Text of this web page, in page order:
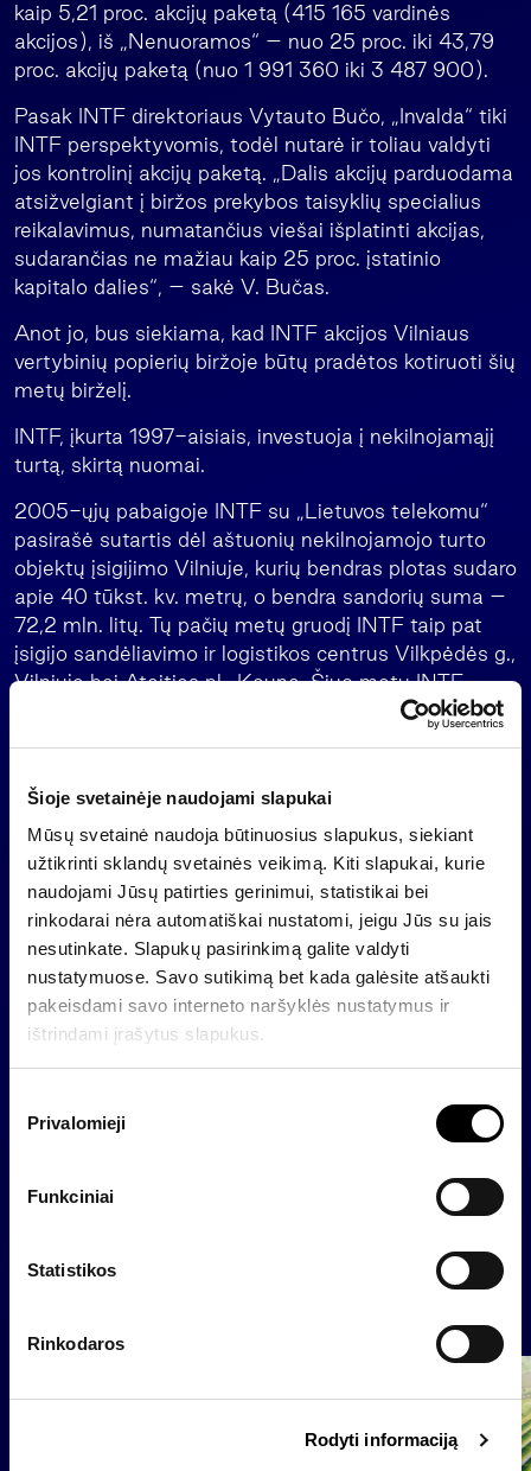
Šioje svetainėje naudojami slapukai
Mūsų svetainė naudoja būtinuosius slapukus, siekiant
užtikrinti sklandų svetainės veikimą. Kiti slapukai, kurie
naudojami Jūsų patirties gerinimui, statistikai bei
rinkodarai nėra automatiškai nustatomi, jeigu Jūs su jais
nesutinkate. Slapukų pasirinkimą galite valdyti
nustatymuose. Savo sutikimą bet kada galėsite atšaukti
pakeisdami savo interneto naršyklės nustatymus ir
ištrindami įrašytus slapukus.
Privalomieji
Funkciniai
Statistikos
Rinkodaros
Rodyti informaciją
kaip 5,21 proc. akcijų paketą (415 165 vardinės
akcijos), iš „Nenuoramos“ – nuo 25 proc. iki 43,79
proc. akcijų paketą (nuo 1 991 360 iki 3 487 900).
Pasak INTF direktoriaus Vytauto Bučo, „Invalda“ tiki
INTF perspektyvomis, todėl nutarė ir toliau valdyti
jos kontrolinį akcijų paketą. „Dalis akcijų parduodama
atsižvelgiant į biržos prekybos taisyklių specialius
reikalavimus, numatančius viešai išplatinti akcijas,
sudarančias ne mažiau kaip 25 proc. įstatinio
kapitalo dalies“, – sakė V. Bučas.
Anot jo, bus siekiama, kad INTF akcijos Vilniaus
vertybinių popierių biržoje būtų pradėtos kotiruoti šių
metų birželį.
INTF, įkurta 1997-aisiais, investuoja į nekilnojamąjį
turtą, skirtą nuomai.
2005-ųjų pabaigoje INTF su „Lietuvos telekomu“
pasirašė sutartis dėl aštuonių nekilnojamojo turto
objektų įsigijimo Vilniuje, kurių bendras plotas sudaro
apie 40 tūkst. kv. metrų, o bendra sandorių suma –
72,2 mln. litų. Tų pačių metų gruodį INTF taip pat
įsigijo sandėliavimo ir logistikos centrus Vilkpėdės g.,
Vilniuje bei Ateities pl., Kaune. Šiuo metu INTF
valdo IBC logistikos centrus Vilniuje ir Kaune, A ir B
INTF pajamos 2005 metais pagal tarptautinius
finansinės atskaitomybės standartus siekė 7,85 mln.
litų – tai 35 proc. daugiau nei 2004-aisiais (5,83
mln. litų). Pernai INTF uždirbo 2,85 mln. litų grynojo
pelno, 2004-aisiais jis siekė 2,42 mln. litų.
Šiuo metu INTF valdomo nekilnojamojo turto vertė
siekia apie 160 mln. litų. Šių metų birželio mėnesį
INTF nuosavybėn perėmus „Lietuvos telekomo“
pastatus, bendrovės valdomo turto vertė išaugs iki
Atgal